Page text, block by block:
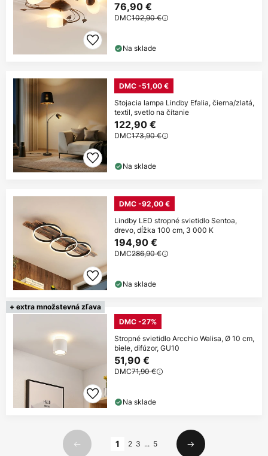
76,90 €
DMC102,90 €
Na sklade
DMC -51,00 €
Stojacia lampa Lindby Efalia, čierna/zlatá,
textil, svetlo na čítanie
122,90 €
DMC173,90 €
Na sklade
DMC -92,00 €
Lindby LED stropné svietidlo Sentoa,
drevo, dĺžka 100 cm, 3 000 K
194,90 €
DMC286,90 €
Na sklade
+ extra množstevná zľava
DMC -27%
Stropné svietidlo Arcchio Walisa, Ø 10 cm,
biele, difúzor, GU10
51,90 €
DMC71,90 €
Na sklade
Predchádzajúci
1 2 3 ... 5
Ďalší